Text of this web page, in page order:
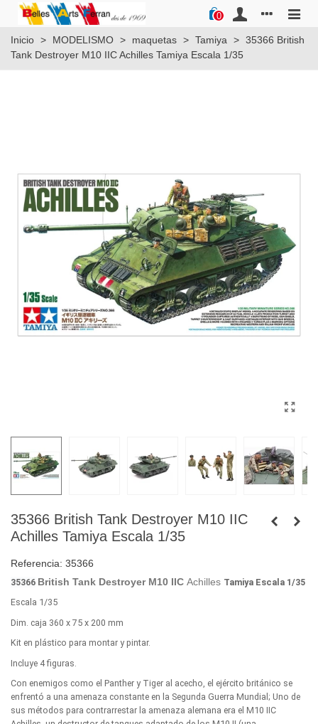
0
Inicio > MODELISMO > maquetas > Tamiya > 35366 British
Tank Destroyer M10 IIC Achilles Tamiya Escala 1/35
35366 British Tank Destroyer M10 IIC
Achilles Tamiya Escala 1/35
Referencia: 35366
35366 British Tank Destroyer M10 IIC Achilles Tamiya Escala 1/35
Escala 1/35
Dim. caja 360 x 75 x 200 mm
Kit en plástico para montar y pintar.
Incluye 4 figuras.
Con enemigos como el Panther y Tiger al acecho, el ejército británico se
enfrentó a una amenaza constante en la Segunda Guerra Mundial; Uno de
sus métodos para contrarrestar la amenaza alemana era el M10 IIC